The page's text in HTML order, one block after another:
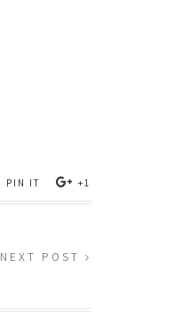
PIN IT +1
NEXT POST